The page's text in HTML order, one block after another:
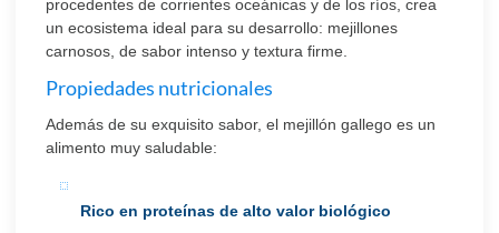
procedentes de corrientes oceánicas y de los ríos, crea
un ecosistema ideal para su desarrollo: mejillones
carnosos, de sabor intenso y textura firme.
Propiedades nutricionales
Además de su exquisito sabor, el mejillón gallego es un
alimento muy saludable:
Rico en proteínas de alto valor biológico